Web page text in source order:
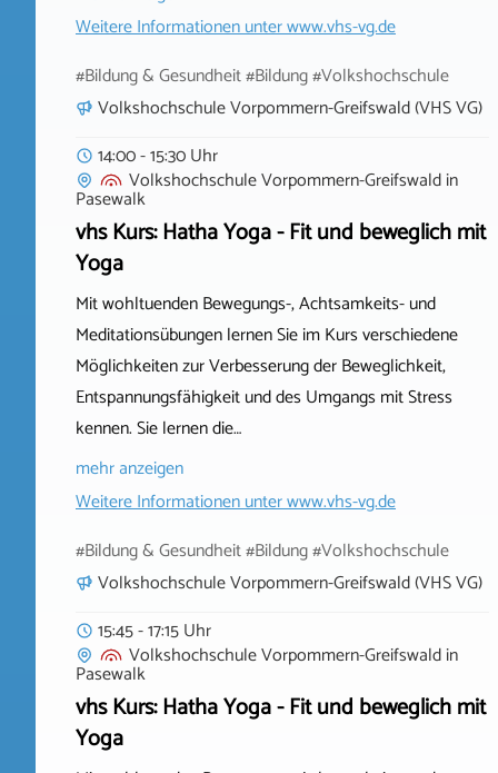
Weitere Informationen unterwww.vhs-vg.de
#Bildung & Gesundheit #Bildung #Volkshochschule
Volkshochschule Vorpommern-Greifswald (VHS VG)
14:00 - 15:30 Uhr
Volkshochschule Vorpommern-Greifswaldin
Pasewalk
vhs Kurs: Hatha Yoga - Fit und beweglich mit
Yoga
Mit wohltuenden Bewegungs-, Achtsamkeits- und
Meditationsübungen lernen Sie im Kurs verschiedene
Möglichkeiten zur Verbesserung der Beweglichkeit,
Entspannungsfähigkeit und des Umgangs mit Stress
kennen. Sie lernen die…
mehr anzeigen
Weitere Informationen unterwww.vhs-vg.de
#Bildung & Gesundheit #Bildung #Volkshochschule
Volkshochschule Vorpommern-Greifswald (VHS VG)
15:45 - 17:15 Uhr
Volkshochschule Vorpommern-Greifswaldin
Pasewalk
vhs Kurs: Hatha Yoga - Fit und beweglich mit
Yoga